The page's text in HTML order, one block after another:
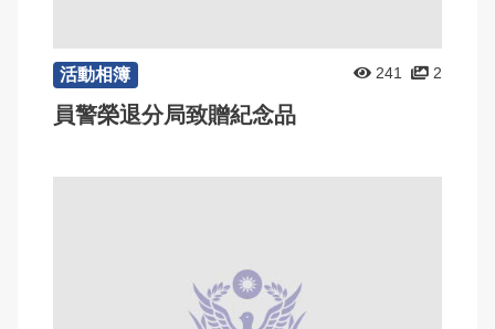
活動相簿 241 2
員警榮退分局致贈紀念品